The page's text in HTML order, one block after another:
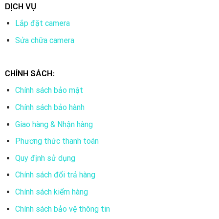
Có micro và loa hỗ trợ đàm thoại hai chiều
Tùy chỉnh cảnh báo bằng giọng nói
Nhận diện & điều khiển bằng cử chỉ vẫy tay
Vùng phát hiện tùy chỉnh
Cảnh báo bằng còi và đèn nháy
Hỗ trợ 3 chế độ hoạt động: màu ban đêm, hồng ngoại
ban đêm, màu thông minh
Thiết kế IP67 chống chịu thời tiết
Hỗ trợ thẻ nhớ MicroSD (Tối đa 512 GB) & Dịch vụ lưu
trữ EZVIZ CloudPlay
DỊCH VỤ
Lắp đặt camera
Sửa chữa camera
CHÍNH SÁCH:
Chính sách bảo mật
Chính sách bảo hành
Giao hàng & Nhận hàng
Phương thức thanh toán
Quy định sử dụng
Chính sách đổi trả hàng
Chính sách kiểm hàng
Chính sách bảo vệ thông tin